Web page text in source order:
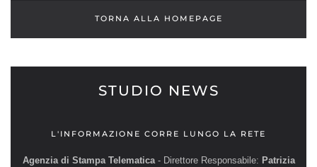
TORNA ALLA HOMEPAGE
STUDIO NEWS
L'INFORMAZIONE CORRE LUNGO LA RETE
Agenzia di Stampa Telematica- Direttore Responsabile: Patrizia